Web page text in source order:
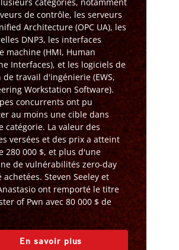
de contrôle, les serveurs
Architecture (OPC UA), les
DNP3, les interfaces
machine (HMI, Human
Interfaces), et les logiciels de
de travail d'ingénierie (EWS,
Workstation Software).
concurrents ont pu
au moins une cible dans
catégorie. La valeur des
versées et des prix a atteint
280 000 $, et plus d'une
de vulnérabilités zero-day
achetées. Steven Seeley et
ont remporté le titre
of Pwn avec 80 000 $ de
En savoir plus